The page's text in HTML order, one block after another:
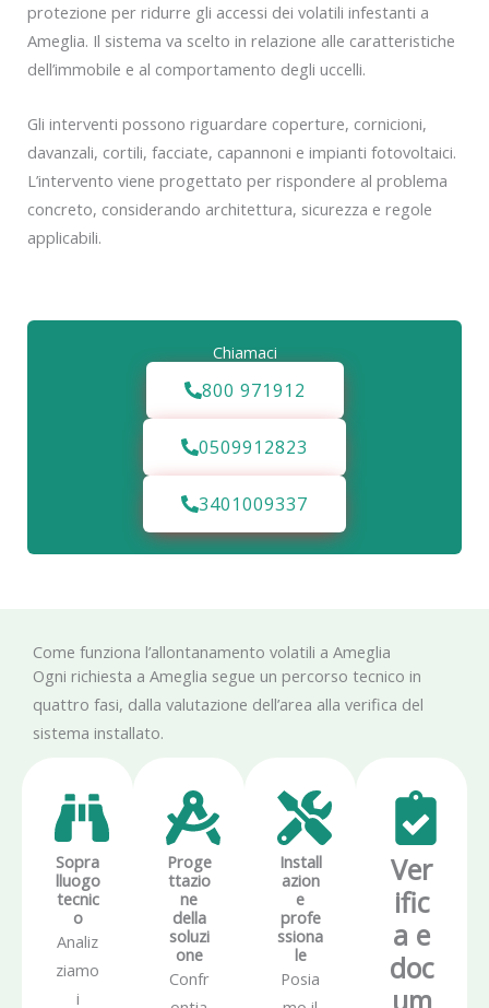
protezione per ridurre gli accessi dei volatili infestanti a
Ameglia. Il sistema va scelto in relazione alle caratteristiche
dell’immobile e al comportamento degli uccelli.
Gli interventi possono riguardare coperture, cornicioni,
davanzali, cortili, facciate, capannoni e impianti fotovoltaici.
L’intervento viene progettato per rispondere al problema
concreto, considerando architettura, sicurezza e regole
applicabili.
Chiamaci
800 971912
0509912823
3401009337
Come funziona l’allontanamento volatili a Ameglia
Ogni richiesta a Ameglia segue un percorso tecnico in
quattro fasi, dalla valutazione dell’area alla verifica del
sistema installato.
Sopra
lluogo
tecnic
o
Analiz
ziamo
i
Proge
ttazio
ne
della
soluzi
one
Confr
Install
azion
e
profe
ssiona
le
Posia
Ver
ific
a e
doc
um